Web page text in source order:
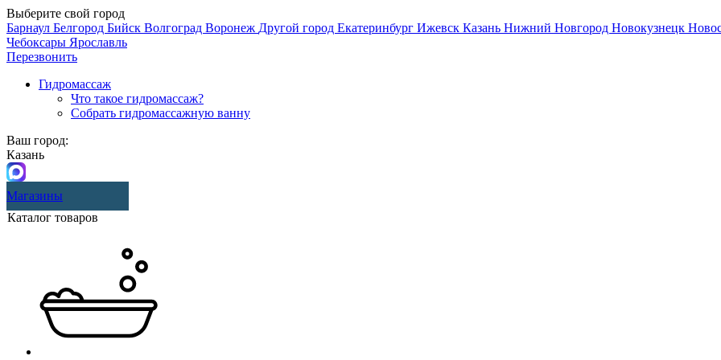
Выберите свой город
Барнаул Белгород Бийск Волгоград Воронеж Другой город Екатеринбург Ижевск Казань Нижний Новгород Новокузнецк
Чебоксары Ярославль
Перезвонить
Гидромассаж
Что такое гидромассаж?
Собрать гидромассажную ванну
Ваш город:
Казань
Магазины
Каталог товаров